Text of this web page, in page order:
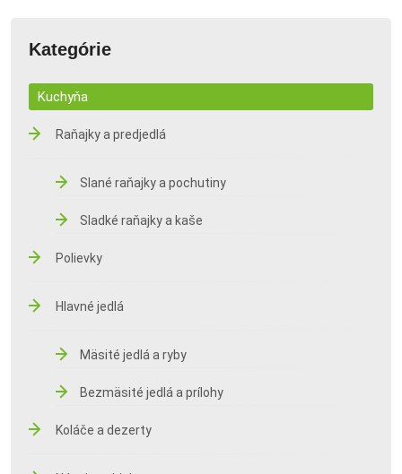
Kategórie
Kuchyňa
Raňajky a predjedlá
Slané raňajky a pochutiny
Sladké raňajky a kaše
Polievky
Hlavné jedlá
Mäsité jedlá a ryby
Bezmäsité jedlá a prílohy
Koláče a dezerty